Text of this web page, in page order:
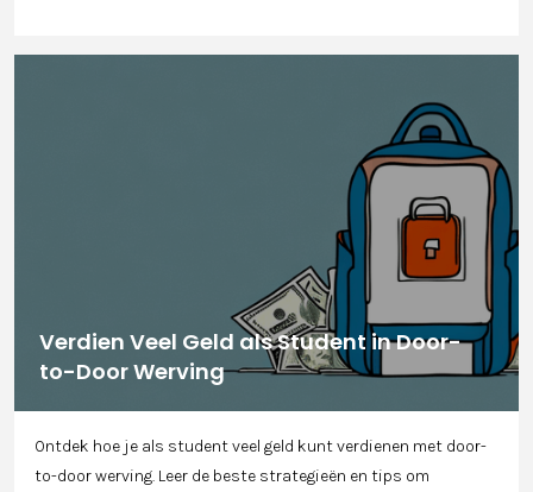
Verdien Veel Geld als Student in Door-
to-Door Werving
Ontdek hoe je als student veel geld kunt verdienen met door-
to-door werving. Leer de beste strategieën en tips om